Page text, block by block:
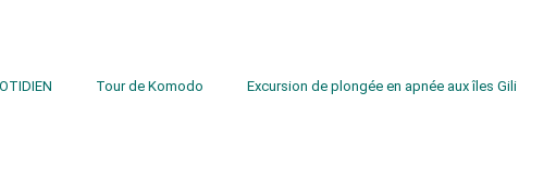
Tour de Komodo Excursion de plongée en apnée aux îles Gili